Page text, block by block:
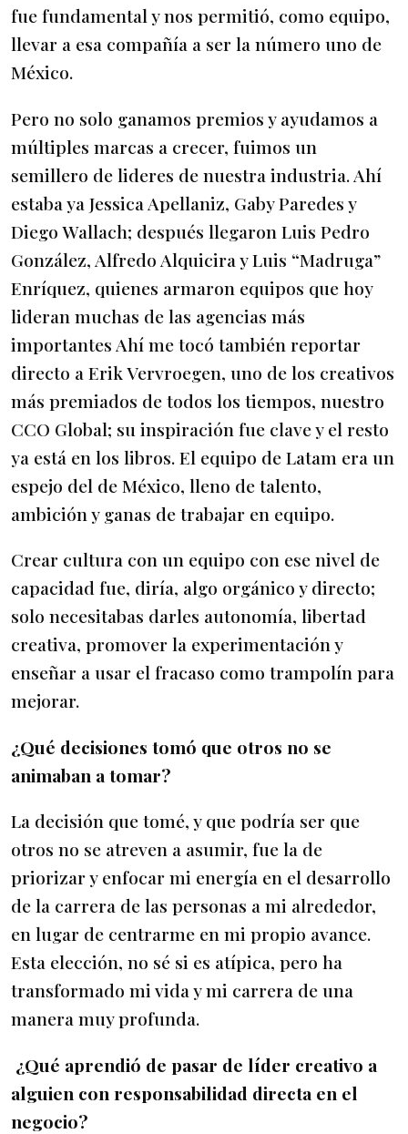
fue fundamental y nos permitió, como equipo,
llevar a esa compañía a ser la número uno de
México.
Pero no solo ganamos premios y ayudamos a
múltiples marcas a crecer, fuimos un
semillero de lideres de nuestra industria. Ahí
estaba ya Jessica Apellaniz, Gaby Paredes y
Diego Wallach; después llegaron Luis Pedro
González, Alfredo Alquicira y Luis “Madruga”
Enríquez, quienes armaron equipos que hoy
lideran muchas de las agencias más
importantes Ahí me tocó también reportar
directo a Erik Vervroegen, uno de los creativos
más premiados de todos los tiempos, nuestro
CCO Global; su inspiración fue clave y el resto
ya está en los libros. El equipo de Latam era un
espejo del de México, lleno de talento,
ambición y ganas de trabajar en equipo.
Crear cultura con un equipo con ese nivel de
capacidad fue, diría, algo orgánico y directo;
solo necesitabas darles autonomía, libertad
creativa, promover la experimentación y
enseñar a usar el fracaso como trampolín para
mejorar.
¿Qué decisiones tomó que otros no se
animaban a tomar?
La decisión que tomé, y que podría ser que
otros no se atreven a asumir, fue la de
priorizar y enfocar mi energía en el desarrollo
de la carrera de las personas a mi alrededor,
en lugar de centrarme en mi propio avance.
Esta elección, no sé si es atípica, pero ha
transformado mi vida y mi carrera de una
manera muy profunda.
¿Qué aprendió de pasar de líder creativo a
alguien con responsabilidad directa en el
negocio?